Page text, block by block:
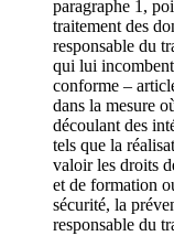
paragraphe 1,
traitement des
responsable du
qui lui
conforme –
dans la mesure
découlant des
tels que la
valoir les droits
et de formation
sécurité, la
responsable du